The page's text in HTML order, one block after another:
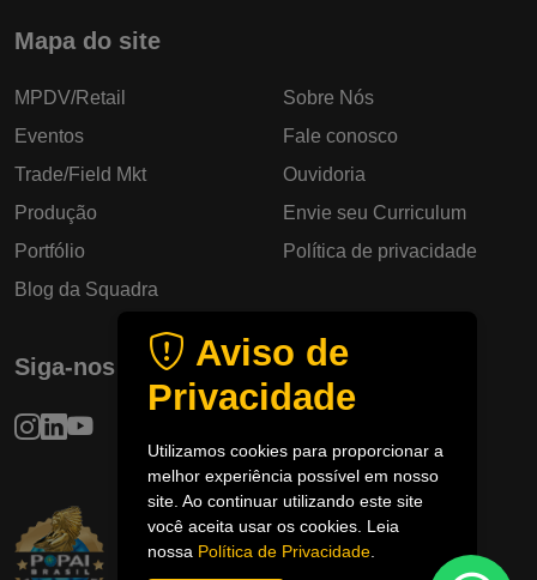
Mapa do site
MPDV/Retail
Eventos
Trade/Field Mkt
Produção
Portfólio
Blog da Squadra
Sobre Nós
Fale conosco
Ouvidoria
Envie seu Curriculum
Política de privacidade
Siga-nos
Aviso de
Privacidade
Utilizamos cookies para proporcionar a
melhor experiência possível em nosso
site. Ao continuar utilizando este site
você aceita usar os cookies. Leia
nossa Política de Privacidade